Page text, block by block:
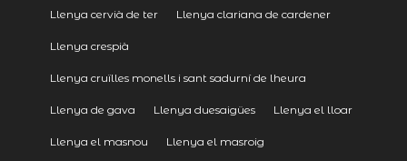
Llenya cervià de ter Llenya clariana de cardener
Llenya crespià
Llenya cruïlles monells i sant sadurní de lheura
Llenya de gava Llenya duesaigües Llenya el lloar
Llenya el masnou Llenya el masroig